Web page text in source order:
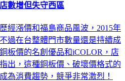
數增但失守西區
經漲價和福島商品風波，2015年
過在台整體門市數量還是持續成
板價的名創優品和iCOLOR，店
出，這種銅板價、破壞價格式的
為消費趨勢，競爭非常激烈！